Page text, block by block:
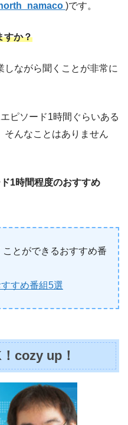
)です。
すか？
ながら聞くことが非常に
ピソード1時間ぐらいある
そんなことはありません
1時間程度のおすすめ
とができるおすすめ番
すめ番組5選
cozy up！